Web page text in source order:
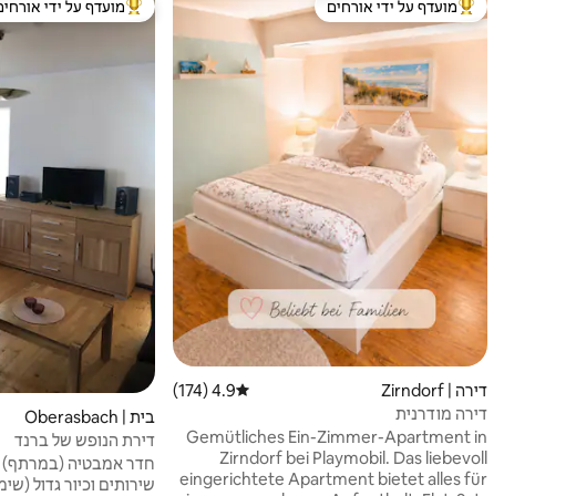
מוביל בקרב נכסים מועדפים על ידי אורחים
מועדף על ידי אורחים
דירה | Zirndorf דירוג ממוצע של 4.9 מתוך 5, 174 ביקורות
4.9 (174)
דירה מודרנית
Gemütliches Ein-Zimmer-Apartment in
Zirndorf bei Playmobil. Das liebevoll
eingerichtete Apartment bietet alles für
מוביל בקרב נכסים
מועדף על ידי
בית | Oberasbach
דירת הנופש של ברנד
חדר אמבטיה